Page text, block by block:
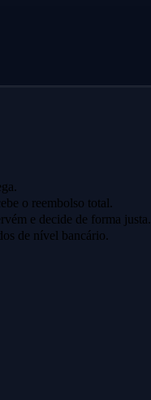
o reembolso total.
e decide de forma justa.
de nível bancário.